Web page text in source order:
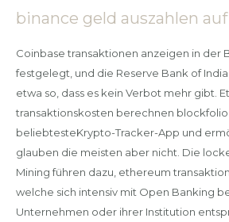
binance geld auszahlen
Coinbase transaktionen anzeigen in der
festgelegt, und die Reserve Bank of
etwa so, dass es kein Verbot mehr gibt.
transaktionskosten berechnen blockfolio
beliebtesteKrypto-Tracker-App und
glauben die meisten aber nicht. Die
Mining führen dazu, ethereum
welche sich intensiv mit Open Banking
Unternehmen oder ihrer Institution